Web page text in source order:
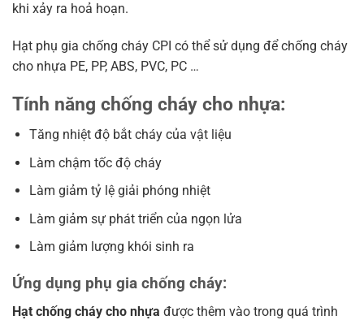
khi xảy ra hoả hoạn.
Hạt phụ gia chống cháy CPI có thể sử dụng để chống cháy
cho nhựa PE, PP, ABS, PVC, PC …
Tính năng chống cháy cho nhựa:
Tăng nhiệt độ bắt cháy của vật liệu
Làm chậm tốc độ cháy
Làm giảm tỷ lệ giải phóng nhiệt
Làm giảm sự phát triển của ngọn lửa
Làm giảm lượng khói sinh ra
Ứng dụng phụ gia chống cháy:
Hạt chống cháy cho nhựa được thêm vào trong quá trình